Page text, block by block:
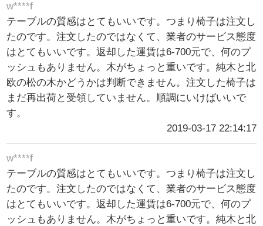
w****f
テーブルの質感はとてもいいです。つまり椅子は注文し
たのです。注文したのではなくて、業者のサービス態度
はとてもいいです。返却した運賃は6-700元で、何のプ
ッシュもありません。木がちょっと重いです。純木と北
欧の松の木かどうかは判断できません。注文した椅子は
まだ再出荷と受領していません。順調にいけばいいで
す。
2019-03-17 22:14:17
w****f
テーブルの質感はとてもいいです。つまり椅子は注文し
たのです。注文したのではなくて、業者のサービス態度
はとてもいいです。返却した運賃は6-700元で、何のプ
ッシュもありません。木がちょっと重いです。純木と北